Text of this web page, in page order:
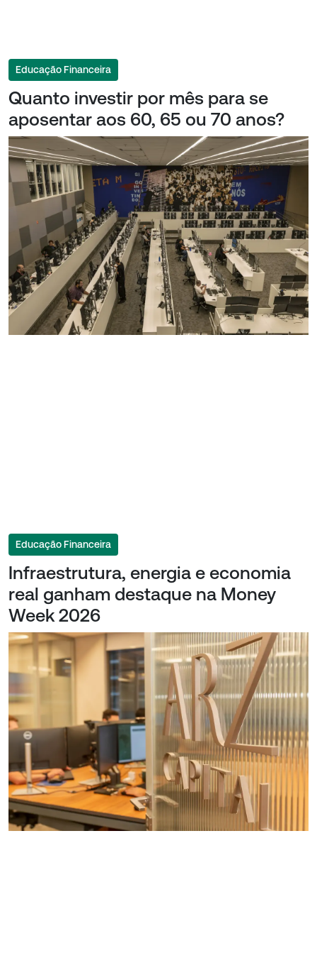
Educação Financeira
Quanto investir por mês para se
aposentar aos 60, 65 ou 70 anos?
Educação Financeira
Infraestrutura, energia e economia
real ganham destaque na Money
Week 2026